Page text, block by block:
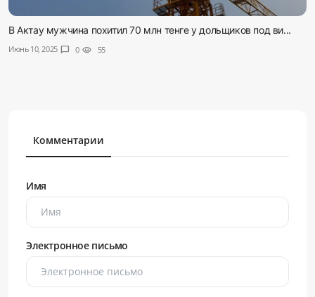
В Актау мужчина похитил 70 млн тенге у дольщиков под ви...
Июнь 10, 2025 chat_bubble 0 visibility 55
Комментарии
Имя
Электронное письмо